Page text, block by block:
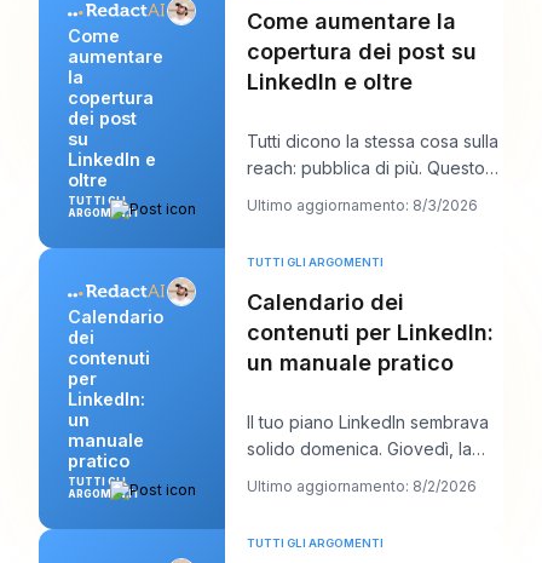
Come
aumentare
la
copertura
dei post
su
LinkedIn e
oltre
TUTTI GLI
ARGOMENTI
Come aumentare la
copertura dei post su
LinkedIn e oltre
Tutti dicono la stessa cosa sulla
reach: pubblica di più. Questo
consiglio sembra produttivo, ma
Ultimo aggiornamento: 8/3/2026
Calendario
dei
contenuti
per
LinkedIn:
un
manuale
pratico
TUTTI GLI
ARGOMENTI
TUTTI GLI ARGOMENTI
Calendario dei
contenuti per LinkedIn:
un manuale pratico
Il tuo piano LinkedIn sembrava
solido domenica. Giovedì, la
coda è vuota, l’aggancio che ti
piaceva
Ultimo aggiornamento: 8/2/2026
TUTTI GLI ARGOMENTI